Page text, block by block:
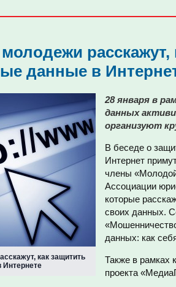
расскажут,
данные в
как защитить
28 января в
данных
организуют
В беседе о
Интернет
члены
Ассоциации
которые
своих данных.
данных: как
Также в рамках
проекта